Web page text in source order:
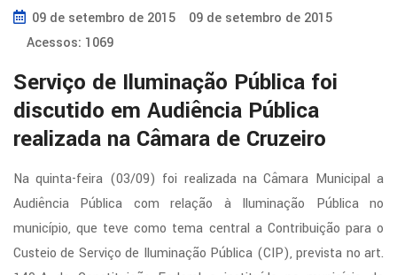
09 de setembro de 2015
09 de setembro de 2015
Acessos: 1069
Serviço de Iluminação Pública foi
discutido em Audiência Pública
realizada na Câmara de Cruzeiro
Na quinta-feira (03/09) foi realizada na Câmara Municipal a
Audiência Pública com relação à Iluminação Pública no
município, que teve como tema central a Contribuição para o
Custeio de Serviço de Iluminação Pública (CIP), prevista no art.